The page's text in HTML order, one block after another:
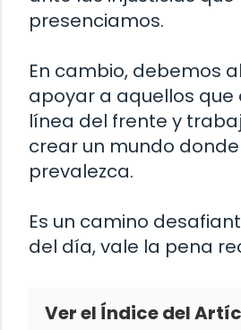
presenciamos.
En cambio, debemos
apoyar a aquellos que
línea del frente y
crear un mundo
prevalezca.
Es un camino
del día, vale la pena
Ver el Índice del